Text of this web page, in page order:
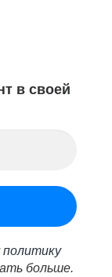
в своей
политику
больше.